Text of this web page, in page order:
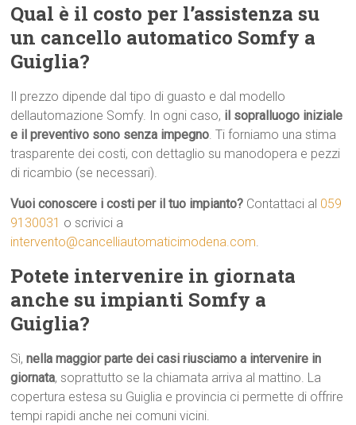
Qual è il costo per l’assistenza su
un cancello automatico Somfy a
Guiglia?
Il prezzo dipende dal tipo di guasto e dal modello
dellautomazione Somfy. In ogni caso, il sopralluogo iniziale
e il preventivo sono senza impegno. Ti forniamo una stima
trasparente dei costi, con dettaglio su manodopera e pezzi
di ricambio (se necessari).
Vuoi conoscere i costi per il tuo impianto? Contattaci al 059
9130031 o scrivici a
intervento@cancelliautomaticimodena.com.
Potete intervenire in giornata
anche su impianti Somfy a
Guiglia?
Sì,nella maggior parte dei casi riusciamo a intervenire in
giornata, soprattutto se la chiamata arriva al mattino. La
copertura estesa su Guiglia e provincia ci permette di offrire
tempi rapidi anche nei comuni vicini.